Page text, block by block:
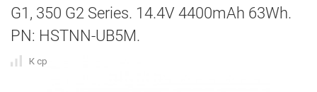
G1, 350 G2 Series. 14.4V 4400mAh 63Wh.
PN: HSTNN-UB5M.
К сравнению